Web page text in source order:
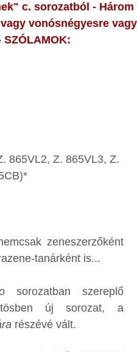
c. sorozatból - Három
vonósnégyesre vagy
865VL2, Z. 865VL3, Z.
zeneszerzőként
tanárként is...
sorozatban szereplő
új sorozat, a
részévé vált.